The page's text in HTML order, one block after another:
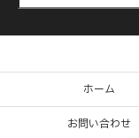
ホーム
お問い合わせ